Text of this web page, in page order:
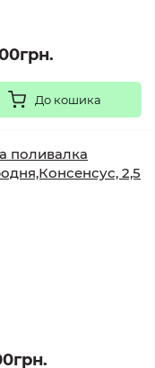
До кошика
поливалка
2,5